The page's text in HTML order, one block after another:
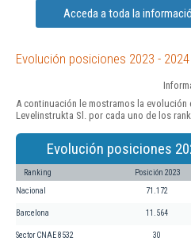
Acceda a toda la
Evolución posiciones 2023 - 2024
A continuación le mostramos la evolución
Levelinstrukta Sl. por cada uno de los
Evolución posiciones
Ranking Posición 2023
Nacional 71.172
Barcelona 11.564
Sector CNAE 8532 30